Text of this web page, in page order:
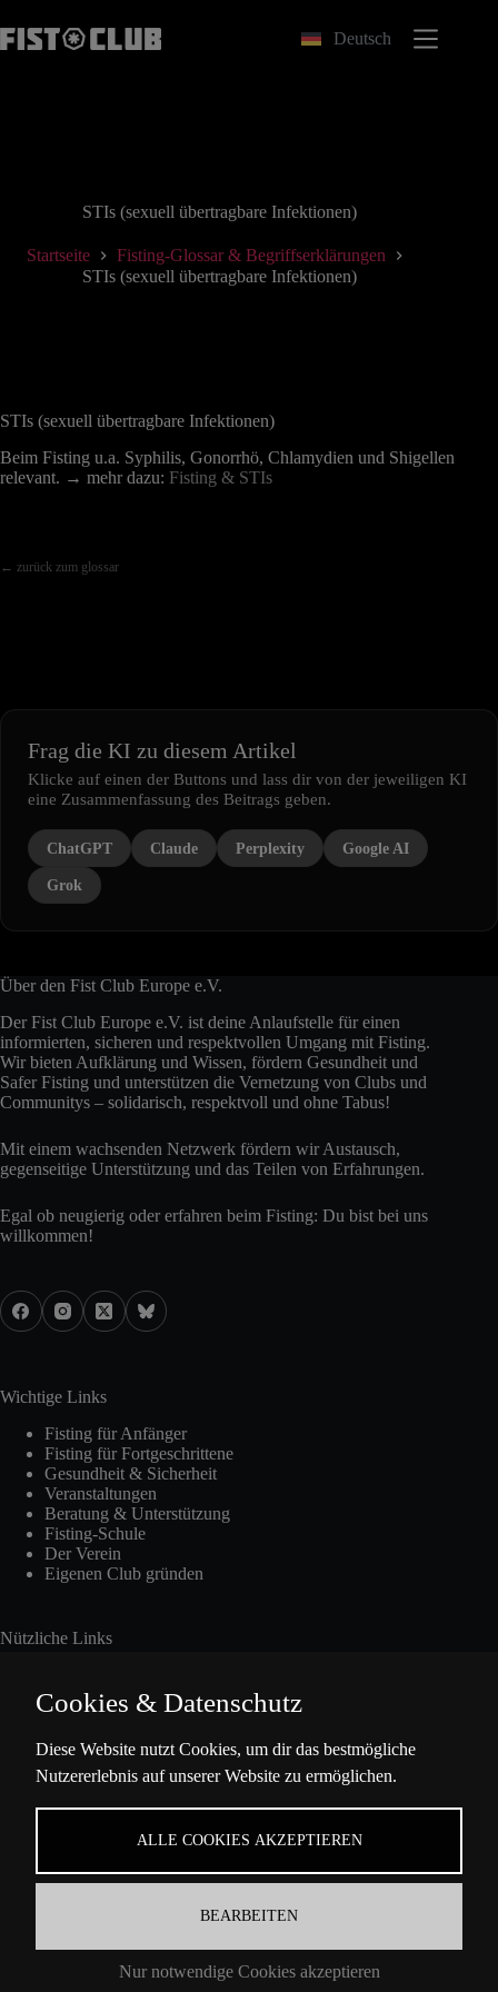
Inhalt
springen
Deutsch
STIs (sexuell übertragbare Infektionen)
Startseite
Fisting-Glossar & Begriffserklärungen
STIs (sexuell übertragbare Infektionen)
STIs (sexuell übertragbare Infektionen)
Beim Fisting u.a. Syphilis, Gonorrhö, Chlamydien und Shigellen
relevant. → mehr dazu: Fisting & STIs
← zurück zum glossar
Frag die KI zu diesem Artikel
Klicke auf einen der Buttons und lass dir von der jeweiligen KI
eine Zusammenfassung des Beitrags geben.
ChatGPT Claude Perplexity Google AI
Grok
Über den Fist Club Europe e.V.
Der Fist Club Europe e.V. ist deine Anlaufstelle für einen
informierten, sicheren und respektvollen Umgang mit Fisting.
Wir bieten Aufklärung und Wissen, fördern Gesundheit und
Safer Fisting und unterstützen die Vernetzung von Clubs und
Communitys – solidarisch, respektvoll und ohne Tabus!
Mit einem wachsenden Netzwerk fördern wir Austausch,
gegenseitige Unterstützung und das Teilen von Erfahrungen.
Egal ob neugierig oder erfahren beim Fisting: Du bist bei uns
willkommen!
Wichtige Links
Fisting für Anfänger
Fisting für Fortgeschrittene
Gesundheit & Sicherheit
Veranstaltungen
Beratung & Unterstützung
Fisting-Schule
Der Verein
Eigenen Club gründen
Nützliche Links
Presse
Über Uns
Ella-Barowsky-Str. 47 10829 Berlin
Cookies & Datenschutz
Diese Website nutzt Cookies, um dir das bestmögliche
Nutzererlebnis auf unserer Website zu ermöglichen.
ALLE COOKIES AKZEPTIEREN
BEARBEITEN
Nur notwendige Cookies akzeptieren